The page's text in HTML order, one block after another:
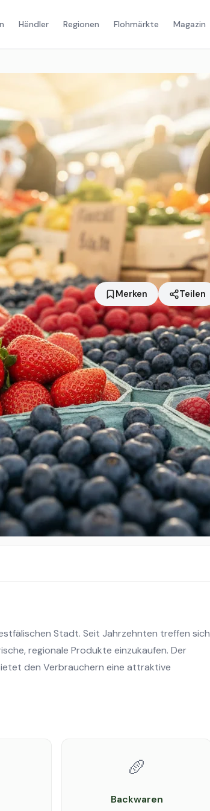
Händler Regionen Flohmärkte Magazin
Merken Teilen
Händler
Stadt. Seit Jahrzehnten treffen sich
regionale Produkte einzukaufen. Der
den Verbrauchern eine attraktive
🥖
Backwaren